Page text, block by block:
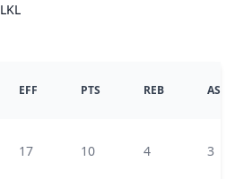
LKL
EFF PTS REB AS
17 10 4 3